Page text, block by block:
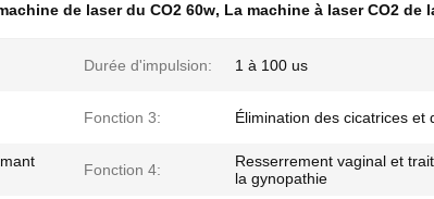
de laser du CO2 60w, La machine à laser CO2 de
Durée d'impulsion: 1 à 100 us
Fonction 3: Élimination des cicatrices et
Fonction 4:
Resserrement vaginal et
la gynopathie